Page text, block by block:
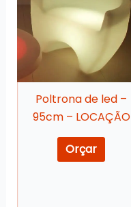
Poltrona de led –
95cm – LOCAÇÃO
Orçar